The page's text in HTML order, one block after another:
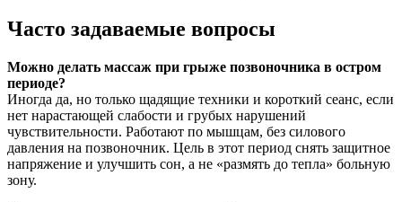
Часто задаваемые вопросы
Можно делать массаж при грыже позвоночника в остром
периоде?
Иногда да, но только щадящие техники и короткий сеанс, если
нет нарастающей слабости и грубых нарушений
чувствительности. Работают по мышцам, без силового
давления на позвоночник. Цель в этот период снять защитное
напряжение и улучшить сон, а не «размять до тепла» больную
зону.